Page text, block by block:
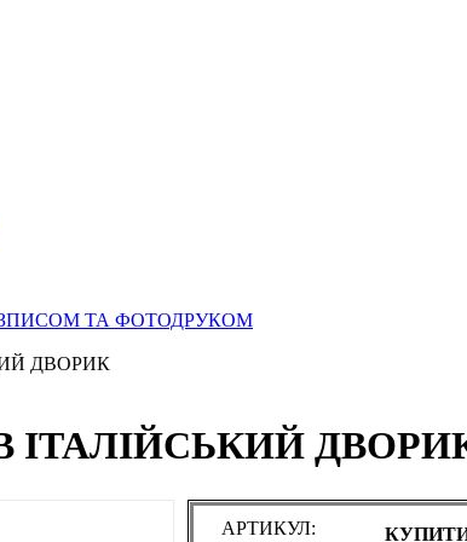
ТА ФОТОДРУКОМ
ДВОРИК
ІТАЛІЙСЬКИЙ
АРТИКУЛ: